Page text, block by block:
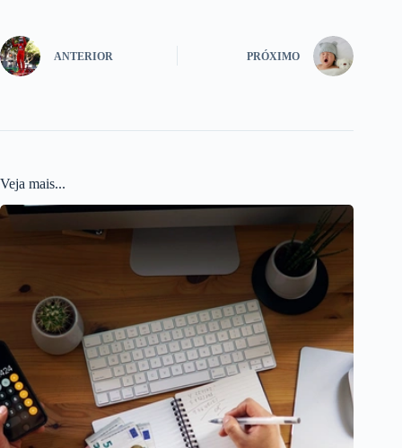
ANTERIOR PRÓXIMO
Veja mais...